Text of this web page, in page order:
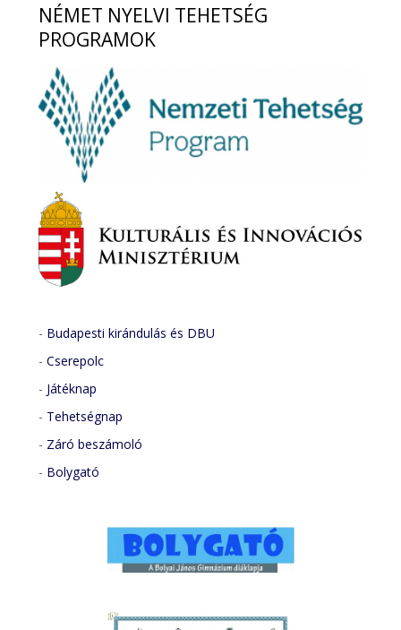
NÉMET NYELVI TEHETSÉG
PROGRAMOK
- Budapesti kirándulás és DBU
-Cserepolc
- Játéknap
- Tehetségnap
- Záró beszámoló
- Bolygató